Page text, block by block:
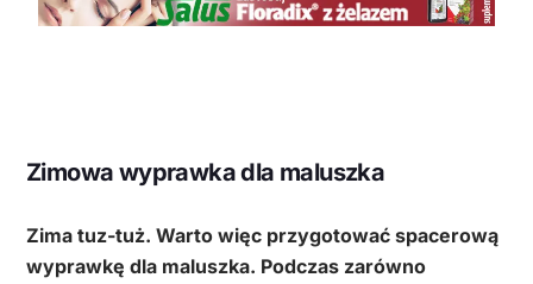
Zimowa wyprawka dla maluszka
Zima tuz-tuż. Warto więc przygotować spacerową
wyprawkę dla maluszka. Podczas zarówno